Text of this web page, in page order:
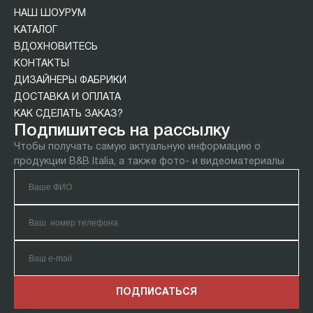
НАШ ШОУРУМ
КАТАЛОГ
ВДОХНОВИТЕСЬ
КОНТАКТЫ
ДИЗАЙНЕРЫ ФАБРИКИ
ДОСТАВКА И ОПЛАТА
КАК СДЕЛАТЬ ЗАКАЗ?
Подпишитесь на рассылку
Чтобы получать самую актуальную информацию о
продукции B&B Italia, а также фото- и видеоматериалы
ПОДПИСАТЬСЯ